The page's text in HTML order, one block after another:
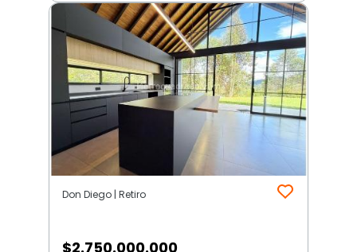
Don Diego | Retiro
$2.750.000.000